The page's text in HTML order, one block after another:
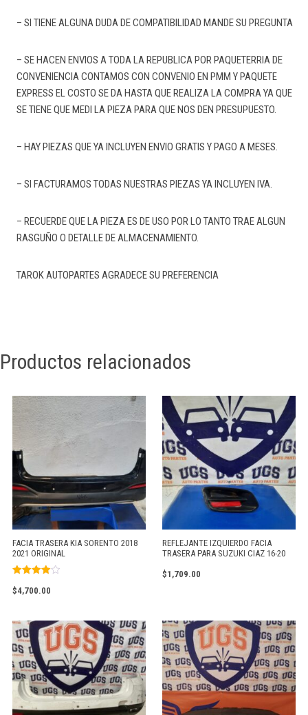
– SI TIENE ALGUNA DUDA DE COMPATIBILIDAD MANDE SU PREGUNTA
– SE HACEN ENVIOS A TODA LA REPUBLICA POR PAQUETERRIA DE
CONVENIENCIA CONTAMOS CON CONVENIO EN PMM Y PAQUETE
EXPRESS EL COSTO SE DA HASTA QUE REALIZA LA COMPRA YA QUE
SE TIENE QUE MEDI LA PIEZA PARA QUE NOS DEN PRESUPUESTO.
– HAY PIEZAS QUE YA INCLUYEN ENVIO GRATIS Y PAGO A MESES.
– SI FACTURAMOS TODAS NUESTRAS PIEZAS YA INCLUYEN IVA.
– RECUERDE QUE LA PIEZA ES DE USO POR LO TANTO TRAE ALGUN
RASGUÑO O DETALLE DE ALMACENAMIENTO.
TAROK AUTOPARTES AGRADECE SU PREFERENCIA
Productos relacionados
FACIA TRASERA KIA SORENTO 2018
2021 ORIGINAL
con
$4,700.00
REFLEJANTE IZQUIERDO FACIA
TRASERA PARA SUZUKI CIAZ 16-20
$1,709.00